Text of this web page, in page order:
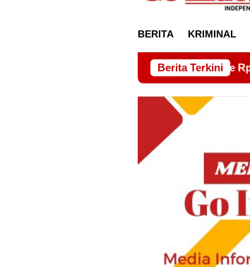
BERITA KRIMINAL
Berita Terkini
Drainase Rp15 Miliar di Sei Beduk, Ini